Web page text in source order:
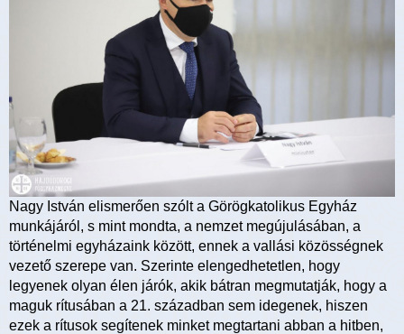
Nagy István elismerően szólt a Görögkatolikus Egyház
munkájáról, s mint mondta, a nemzet megújulásában, a
történelmi egyházaink között, ennek a vallási közösségnek
vezető szerepe van. Szerinte elengedhetetlen, hogy
legyenek olyan élen járók, akik bátran megmutatják, hogy a
maguk rítusában a 21. században sem idegenek, hiszen
ezek a rítusok segítenek minket megtartani abban a hitben,